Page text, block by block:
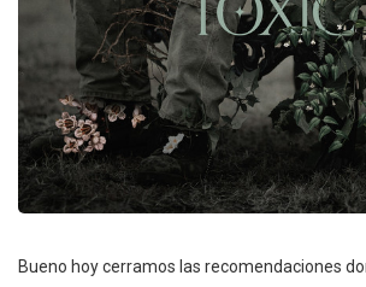
Bueno hoy cerramos las recomendaciones